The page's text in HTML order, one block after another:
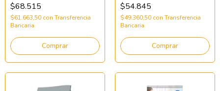
$68.515
$61.663,50 con Transferencia
Bancaria
Comprar
$54.845
$49.360,50 con Transferencia
Bancaria
Comprar